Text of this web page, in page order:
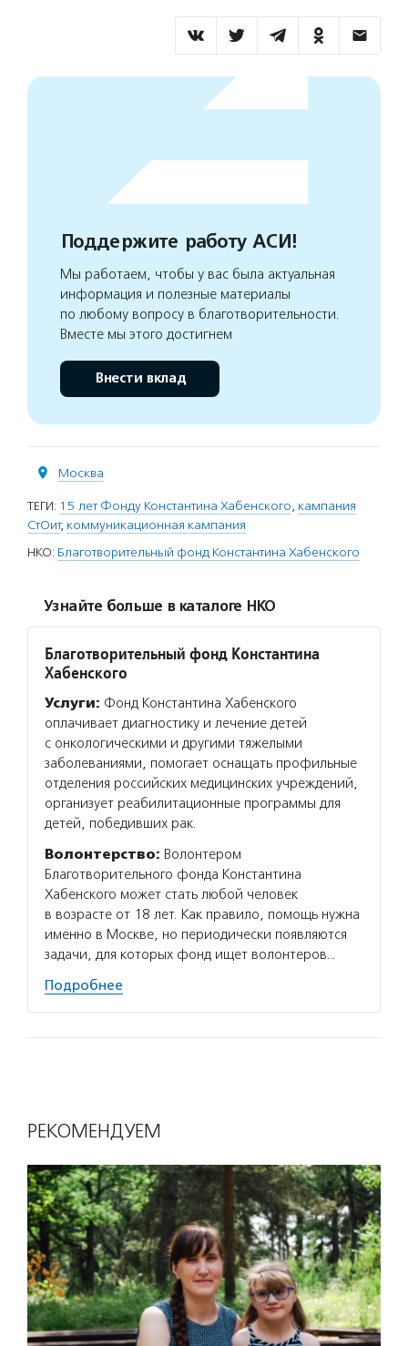
Поддержите работу АСИ!
Мы работаем, чтобы у вас была актуальная
информация и полезные материалы
по любому вопросу в благотворительности.
Вместе мы этого достигнем
Внести вклад
Москва
ТЕГИ: 15 лет Фонду Константина Хабенского, кампания
СтОит, коммуникационная кампания
НКО: Благотворительный фонд Константина Хабенского
Узнайте больше в каталоге НКО
Благотворительный фонд Константина
Хабенского
Услуги: Фонд Константина Хабенского
оплачивает диагностику и лечение детей
с онкологическими и другими тяжелыми
заболеваниями, помогает оснащать профильные
отделения российских медицинских учреждений,
организует реабилитационные программы для
детей, победивших рак.
Волонтерство: Волонтером
Благотворительного фонда Константина
Хабенского может стать любой человек
в возрасте от 18 лет. Как правило, помощь нужна
именно в Москве, но периодически появляются
задачи, для которых фонд ищет волонтеров…
Подробнее
РЕКОМЕНДУЕМ